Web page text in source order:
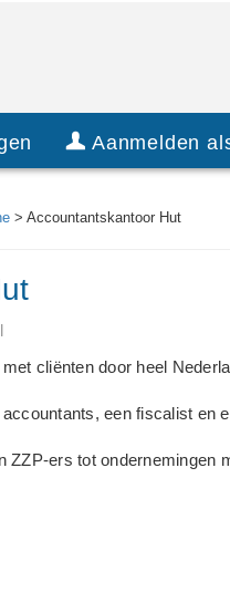
Aanmelden
> Accountantskantoor Hut
cliënten door heel
een fiscalist en
ZZP-ers tot ondernemingen